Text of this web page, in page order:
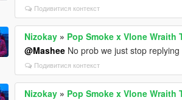
Подивитися контекст
Nizokay » Pop Smoke x Vlone Wraith
@Mashee No prob we just stop
Подивитися контекст
Nizokay » Pop Smoke x Vlone Wraith